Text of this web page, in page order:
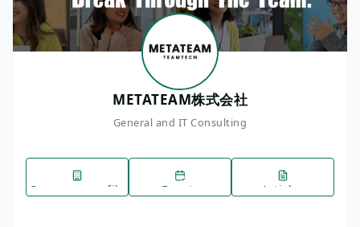
METATEAM株式会社
General and IT Consulting
Company profile Events Articles